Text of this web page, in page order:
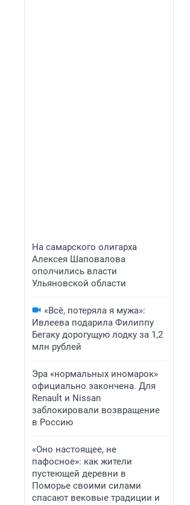
На самарского олигарха
Алексея Шаповалова
ополчились власти
Ульяновской области
«Всё, потеряла я мужа»:
Ивлеева подарила Филиппу
Бегаку дорогущую лодку за 1,2
млн рублей
Эра «нормальных иномарок»
официально закончена. Для
Renault и Nissan
заблокировали возвращение
в Россию
«Оно настоящее, не
пафосное»: как жители
пустеющей деревни в
Поморье своими силами
спасают вековые традиции и